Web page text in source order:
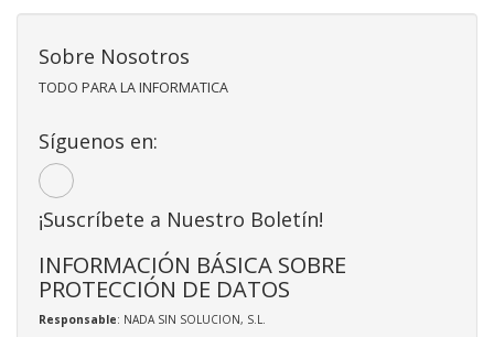
Sobre Nosotros
TODO PARA LA INFORMATICA
Síguenos en:
¡Suscríbete a Nuestro Boletín!
INFORMACIÓN BÁSICA SOBRE
PROTECCIÓN DE DATOS
Responsable: NADA SIN SOLUCION, S.L.